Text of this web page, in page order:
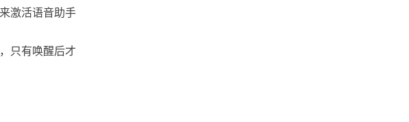
激活语音助手
只有唤醒后才